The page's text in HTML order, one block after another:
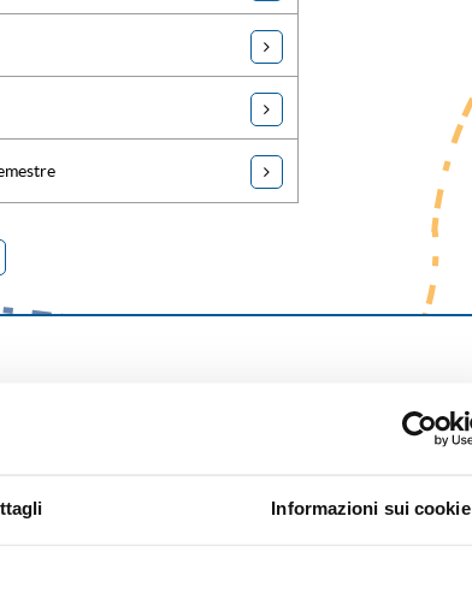
Informazioni sui cookie